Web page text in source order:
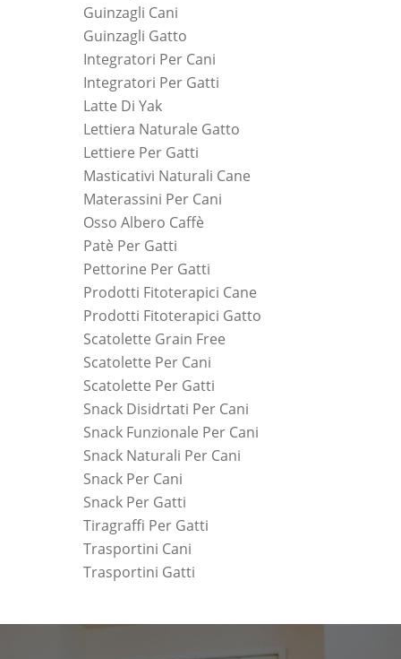
Guinzagli Cani
Guinzagli Gatto
Integratori Per Cani
Integratori Per Gatti
Latte Di Yak
Lettiera Naturale Gatto
Lettiere Per Gatti
Masticativi Naturali Cane
Materassini Per Cani
Osso Albero Caffè
Patè Per Gatti
Pettorine Per Gatti
Prodotti Fitoterapici Cane
Prodotti Fitoterapici Gatto
Scatolette Grain Free
Scatolette Per Cani
Scatolette Per Gatti
Snack Disidrtati Per Cani
Snack Funzionale Per Cani
Snack Naturali Per Cani
Snack Per Cani
Snack Per Gatti
Tiragraffi Per Gatti
Trasportini Cani
Trasportini Gatti